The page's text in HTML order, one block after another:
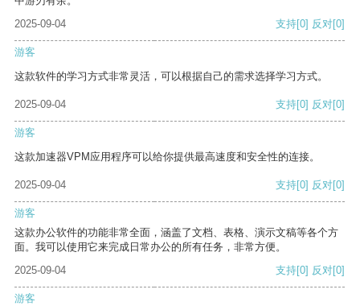
2025-09-04
支持[0] 反对[0]
游客
这款软件的学习方式非常灵活，可以根据自己的需求选择学习方式。
2025-09-04 支持[0] 反对[0]
游客
这款加速器VPM应用程序可以给你提供最高速度和安全性的连接。
2025-09-04 支持[0] 反对[0]
游客
这款办公软件的功能非常全面，涵盖了文档、表格、演示文稿等各个方
面。我可以使用它来完成日常办公的所有任务，非常方便。
2025-09-04
支持[0] 反对[0]
游客